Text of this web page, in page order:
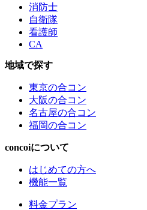
消防士
自衛隊
看護師
CA
地域で探す
東京の合コン
大阪の合コン
名古屋の合コン
福岡の合コン
concoiについて
はじめての方へ
機能一覧
料金プラン